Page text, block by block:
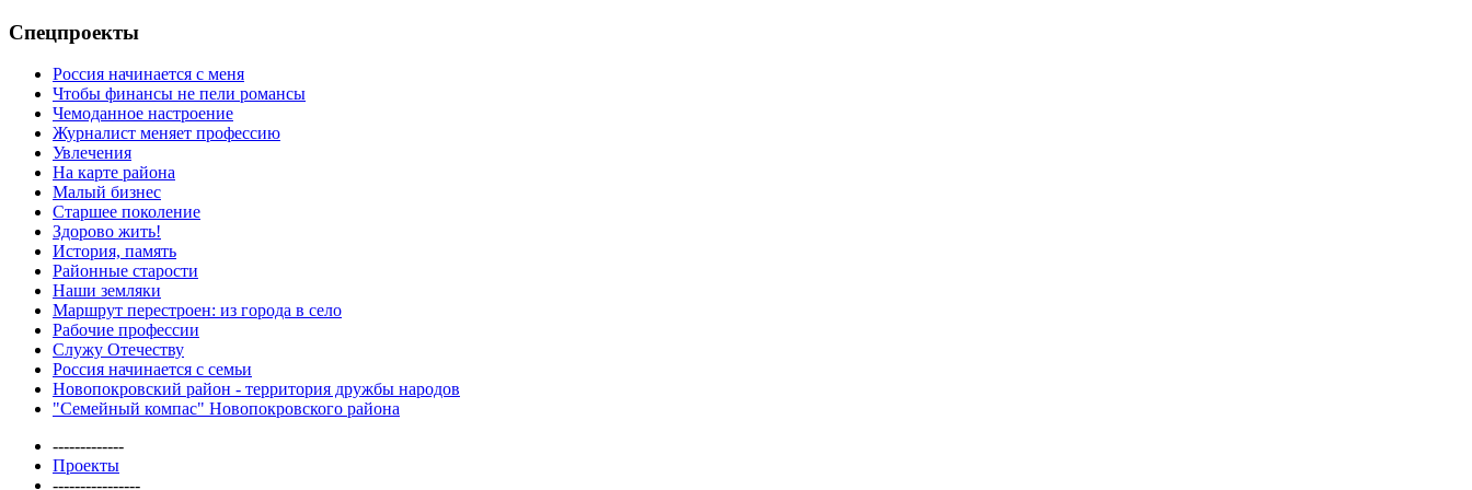
Спецпроекты
Россия начинается с меня
Чтобы финансы не пели романсы
Чемоданное настроение
Журналист меняет профессию
Увлечения
На карте района
Малый бизнес
Старшее поколение
Здорово жить!
История, память
Районные старости
Наши земляки
Маршрут перестроен: из города в село
Рабочие профессии
Служу Отечеству
Россия начинается с семьи
Новопокровский район - территория дружбы народов
"Семейный компас" Новопокровского района
-------------
Проекты
----------------